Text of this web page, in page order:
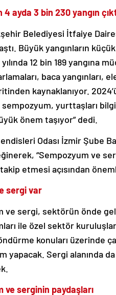
4 ayda 3 bin 230 yangın
Belediyesi İtfaiye
Büyük yangınların
12 bin 189 yangına
baca yangınları,
kaynaklanıyor.
sempozyum, yurttaşları
önem taşıyor” dedi.
Odası İzmir Şube
“Sempozyum ve
etmesi açısından
sergi var
ve sergi, sektörün önde
ile özel sektör
konuları üzerinde
yapacak. Sergi alanında
ve serginin paydaşları